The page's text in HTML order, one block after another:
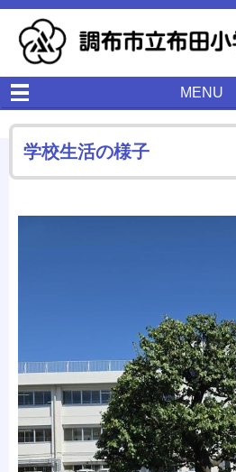
MENU
学校生活の様子